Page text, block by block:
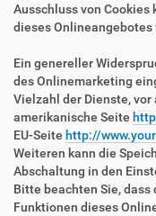
Ausschluss von
dieses Onlineangebotes
Ein genereller
des Onlinemarketing
Vielzahl der Dienste, vor
amerikanische Seite
EU-Seite http://
Weiteren kann die
Abschaltung in den
Bitte beachten Sie,
Funktionen dieses